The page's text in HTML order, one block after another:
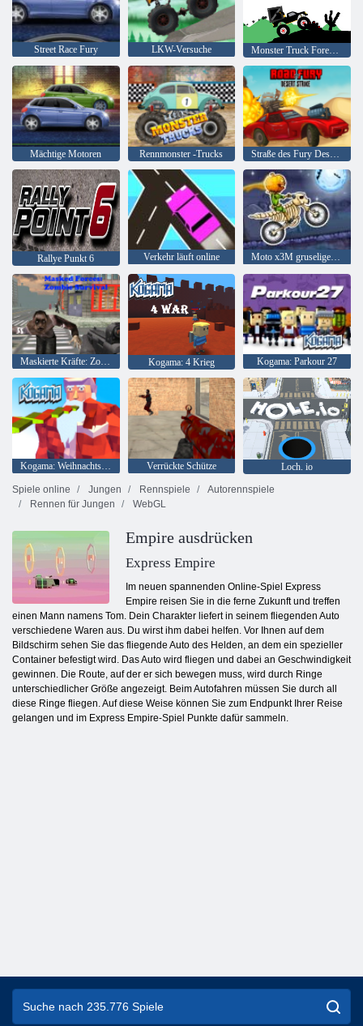
Street Race Fury LKW-Versuche Monster Truck Forest-Lieferung
Mächtige Motoren Rennmonster -Trucks Straße des Fury Desert Strike
Rallye Punkt 6 Verkehr läuft online Moto x3M gruseliges Land
Maskierte Kräfte: Zombie-Überleben Kogama: 4 Krieg Kogama: Parkour 27
Kogama: Weihnachtsparkour Verrückte Schütze
Loch. io
Spiele online
Jungen Rennspiele
Autorennspiele
Rennen für Jungen
WebGL
Empire ausdrücken
Express Empire
Im neuen spannenden Online-Spiel Express
Empire reisen Sie in die ferne Zukunft und treffen
einen Mann namens Tom. Dein Charakter liefert in seinem fliegenden Auto
verschiedene Waren aus. Du wirst ihm dabei helfen. Vor Ihnen auf dem
Bildschirm sehen Sie das fliegende Auto des Helden, an dem ein spezieller
Container befestigt wird. Das Auto wird fliegen und dabei an Geschwindigkeit
gewinnen. Die Route, auf der er sich bewegen muss, wird durch Ringe
unterschiedlicher Größe angezeigt. Beim Autofahren müssen Sie durch all
diese Ringe fliegen. Auf diese Weise können Sie zum Endpunkt Ihrer Reise
gelangen und im Express Empire-Spiel Punkte dafür sammeln.